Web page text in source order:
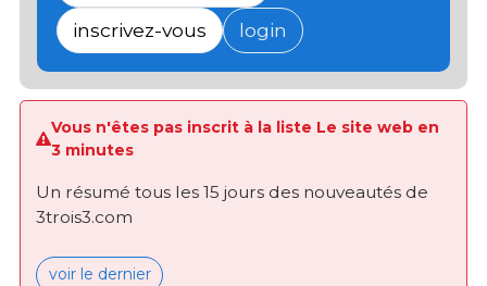
inscrivez-vous login
Vous n'êtes pas inscrit à la liste Le site web en
3 minutes
Un résumé tous les 15 jours des nouveautés de
3trois3.com
voir le dernier